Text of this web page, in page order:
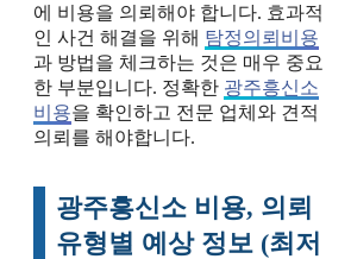
에 비용을 의뢰해야 합니다. 효과적
인 사건 해결을 위해 탐정의뢰비용
과 방법을 체크하는 것은 매우 중요
한 부분입니다. 정확한 광주흥신소
비용을 확인하고 전문 업체와 견적
의뢰를 해야합니다.
광주흥신소 비용, 의뢰
유형별 예상 정보 (최저